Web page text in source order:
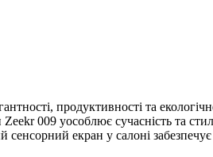
продуктивності та
009 уособлює сучасність та
екран у салоні